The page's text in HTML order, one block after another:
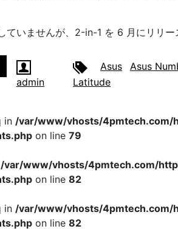
いませんが、2-in-1 を 6 月にリリー
admin
Asus Asus
Latitude
in /var/www/vhosts/4pmtech.com/
on line 79
/var/www/vhosts/4pmtech.com/
on line 82
in /var/www/vhosts/4pmtech.com/
on line 82